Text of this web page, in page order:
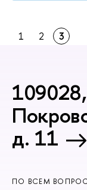
1 2 3
д. 11
ПО ВСЕМ